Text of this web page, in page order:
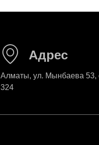
Адрес
Алматы, ул. Мынбаева 53,
324